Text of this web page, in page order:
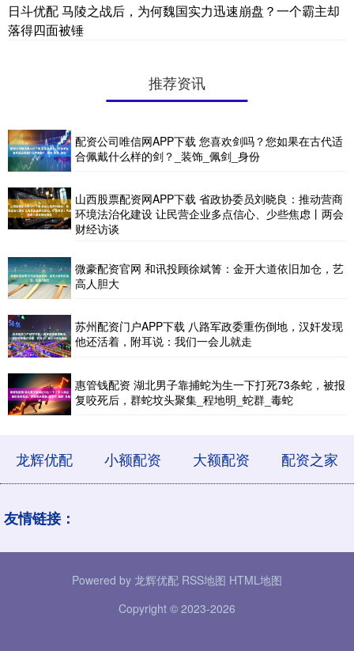
日斗优配 马陵之战后，为何魏国实力迅速崩盘？一个霸主却
落得四面被锤
推荐资讯
配资公司唯信网APP下载 您喜欢剑吗？您如果在古代适
合佩戴什么样的剑？_装饰_佩剑_身份
山西股票配资网APP下载 省政协委员刘晓良：推动营商
环境法治化建设 让民营企业多点信心、少些焦虑丨两会
财经访谈
微豪配资官网 和讯投顾徐斌箐：金开大道依旧加仓，艺
高人胆大
苏州配资门户APP下载 八路军政委重伤倒地，汉奸发现
他还活着，附耳说：我们一会儿就走
惠管钱配资 湖北男子靠捕蛇为生一下打死73条蛇，被报
复咬死后，群蛇坟头聚集_程地明_蛇群_毒蛇
龙辉优配 小额配资 大额配资 配资之家
友情链接：
Powered by 龙辉优配 RSS地图 HTML地图
Copyright © 2023-2026